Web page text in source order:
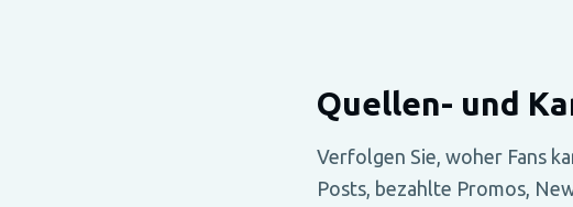
Quellen- und
Verfolgen Sie, woher Fans
Posts, bezahlte Promos,